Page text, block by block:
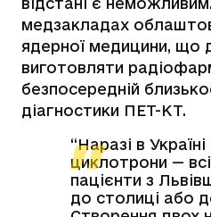
медзакладах
ядерної медицини, що
виготовляти
безпосередній
діагностики ПЕТ-КТ.
“Наразі в
циклотрони —
пацієнти з
до столиці або